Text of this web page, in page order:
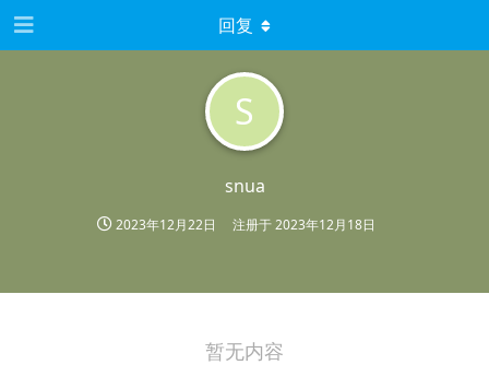
S
snua
2023年12月22日 注册于2023年12月18日
回复
暂无内容